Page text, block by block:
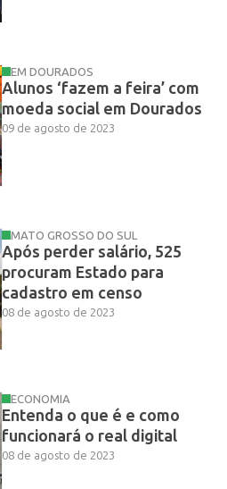
EM DOURADOS
Alunos ‘fazem a feira’ com
moeda social em Dourados
09 de agosto de 2023
MATO GROSSO DO SUL
Após perder salário, 525
procuram Estado para
cadastro em censo
08 de agosto de 2023
ECONOMIA
Entenda o que é e como
funcionará o real digital
08 de agosto de 2023